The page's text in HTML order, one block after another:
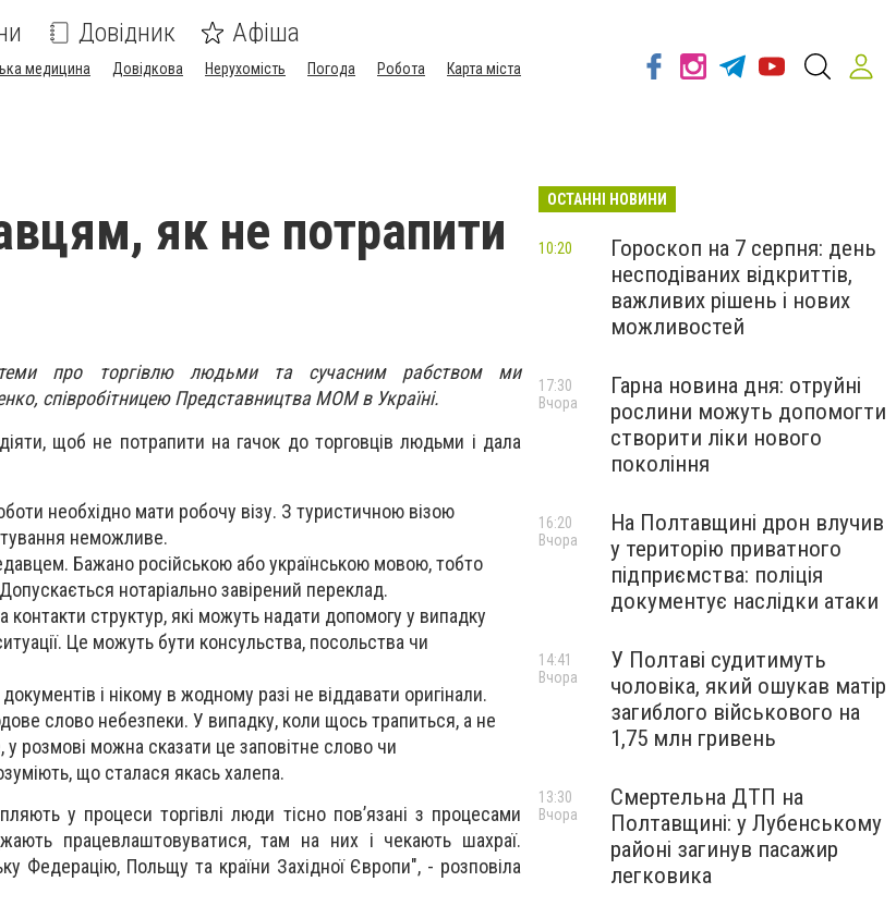
Довідник Афіша
медицина Довідкова Нерухомість Погода Робота
Карта міста
як не потрапити
теми про торгівлю людьми та сучасним рабством ми
співробітницею Представництва МОМ в Україні.
щоб не потрапити на гачок до торговців людьми і дала
необхідно мати робочу візу. З туристичною візою
неможливе.
Бажано російською або українською мовою, тобто
нотаріально завірений переклад.
контакти структур, які можуть надати допомогу у випадку
Це можуть бути консульства, посольства чи
і нікому в жодному разі не віддавати оригінали.
слово небезпеки. У випадку, коли щось трапиться, а не
у розмові можна сказати це заповітне слово чи
що сталася якась халепа.
у процеси торгівлі люди тісно пов’язані з процесами
працевлаштовуватися, там на них і чекають шахраї.
Федерацію, Польщу та країни Західної Європи", - розповіла
ОСТАННІ НОВИНИ
Гороскоп на 7 серпня: день
несподіваних відкриттів,
важливих рішень і нових
можливостей
10:20
Гарна новина дня: отруйні
рослини можуть допомогти
створити ліки нового
покоління
17:30
Вчора
На Полтавщині дрон влучив
у територію приватного
підприємства: поліція
документує наслідки атаки
16:20
Вчора
У Полтаві судитимуть
чоловіка, який ошукав матір
загиблого військового на
1,75 млн гривень
14:41
Вчора
Смертельна ДТП на
Полтавщині: у Лубенському
районі загинув пасажир
легковика
13:30
Вчора